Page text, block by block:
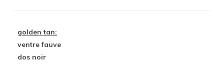
golden tan:
ventre fauve
dos noir